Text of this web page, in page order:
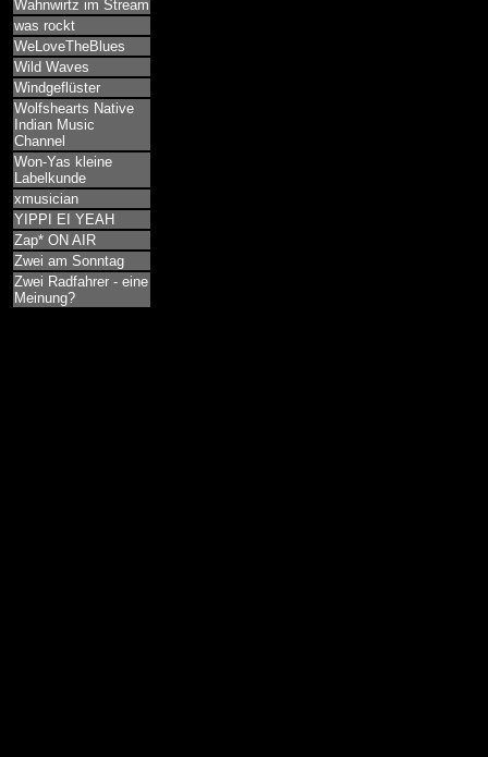
Wahnwirtz im Stream
was rockt
WeLoveTheBlues
Wild Waves
Windgeflüster
Wolfshearts Native
Indian Music
Channel
Won-Yas kleine
Labelkunde
xmusician
YIPPI EI YEAH
Zap* ON AIR
Zwei am Sonntag
Zwei Radfahrer - eine
Meinung?